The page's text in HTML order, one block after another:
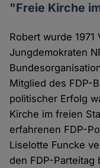
"Freie Kirche
Robert wurde
Jungdemokraten
Mitglied des FDP-
politischer Erfolg
Kirche im freien
erfahrenen FDP-
Liselotte Funcke
den FDP-Parteitag